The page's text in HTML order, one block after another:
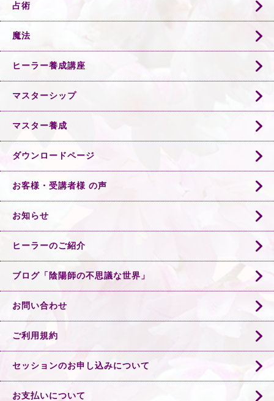
占術
魔法
ヒーラー養成講座
マスターシップ
マスター養成
ダウンロードページ
お客様・受講者様 の声
お知らせ
ヒーラーのご紹介
ブログ「陰陽師の不思議な世界」
お問い合わせ
ご利用規約
セッションのお申し込みについて
お支払いについて